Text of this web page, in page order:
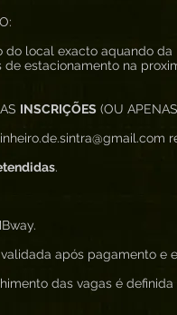
do local exacto aquando
de estacionamento na
INSCRIÇÕES (OU
.
após pagamento
das vagas é